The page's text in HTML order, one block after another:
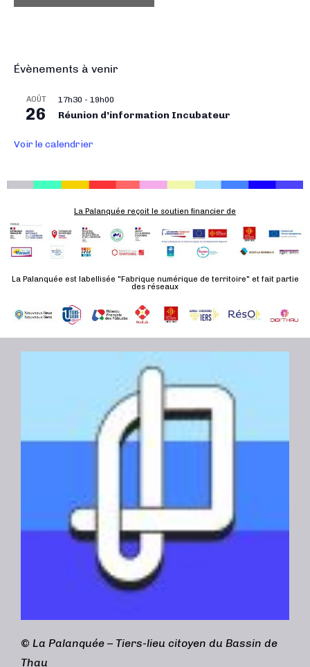
i
v
e
e
n
t
Évènements à venir
AOÛT
26
17h30 - 19h00
Réunion d’information Incubateur
Voir le calendrier
La Palanquée reçoit le soutien financier de
La Palanquée est labellisée "Fabrique numérique de territoire" et fait partie
des réseaux
© La Palanquée – Tiers-lieu citoyen du Bassin de
Thau